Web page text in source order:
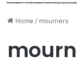
Home / mourners